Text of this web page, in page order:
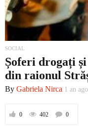
SOCIAL
Șoferi drogați
din raionul
By Gabriela Nirca 1 an ago
0 402 0